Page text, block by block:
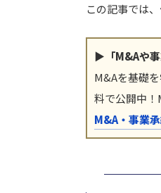
この記事では
▶「M&Aや
M&Aを基礎
料で公開中！
M&A・事業